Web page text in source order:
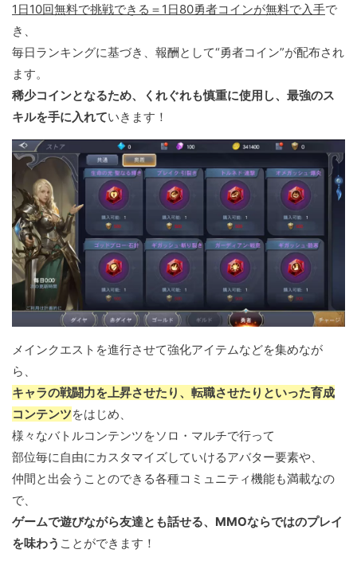
1日10回無料で挑戦できる＝1日80勇者コインが無料で入手で
き、
毎日ランキングに基づき、報酬として“勇者コイン”が配布され
ます。
稀少コインとなるため、くれぐれも慎重に使用し、最強のス
キルを手に入れていきます！
メインクエストを進行させて強化アイテムなどを集めなが
ら、
キャラの戦闘力を上昇させたり、転職させたりといった育成
コンテンツをはじめ、
様々なバトルコンテンツをソロ・マルチで行って
部位毎に自由にカスタマイズしていけるアバター要素や、
仲間と出会うことのできる各種コミュニティ機能も満載なの
で、
ゲームで遊びながら友達とも話せる、MMOならではのプレイ
を味わう ことができます！